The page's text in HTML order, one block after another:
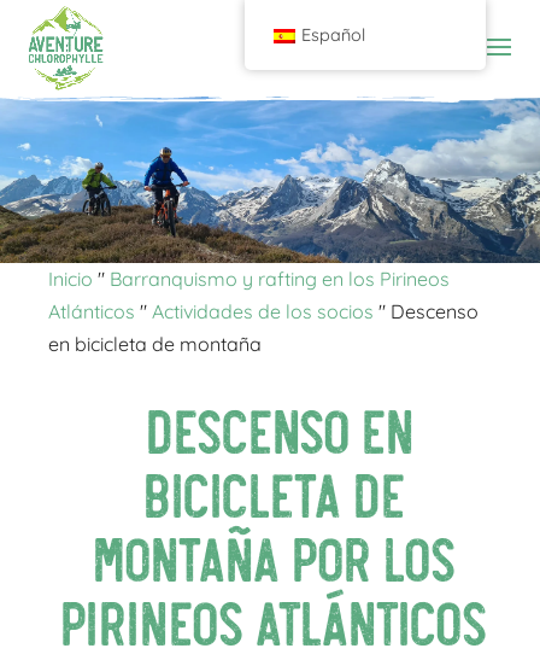
Inicio " Barranquismo y rafting en los Pirineos
Atlánticos "Actividades de los socios " Descenso
en bicicleta de montaña
Descenso en
bicicleta de
montaña por los
Pirineos Atlánticos
Español